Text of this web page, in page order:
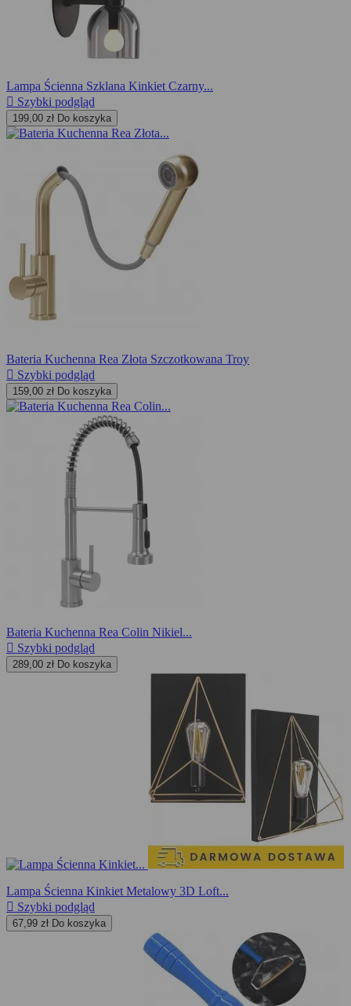
Lampa Ścienna Szklana Kinkiet Czarny...
 Szybki podgląd
199,00 zł Do koszyka
Bateria Kuchenna Rea Złota Szczotkowana Troy
 Szybki podgląd
159,00 zł Do koszyka
Bateria Kuchenna Rea Colin Nikiel...
 Szybki podgląd
289,00 zł Do koszyka
Lampa Ścienna Kinkiet Metalowy 3D Loft...
 Szybki podgląd
67,99 zł Do koszyka